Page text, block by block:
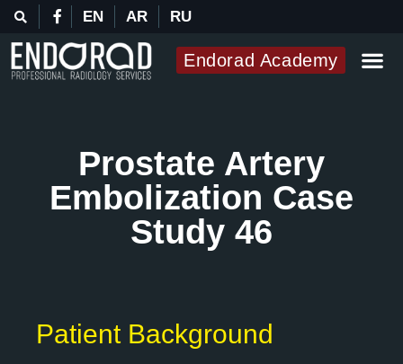
RU
AR
EN
Endorad Academy
Prostate Artery
Embolization Case
Study 46
Patient Background